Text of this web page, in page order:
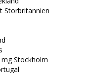
Storbritannien
Stockholm